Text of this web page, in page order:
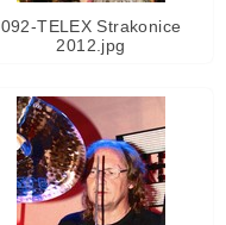
092-TELEX Strakonice
2012.jpg